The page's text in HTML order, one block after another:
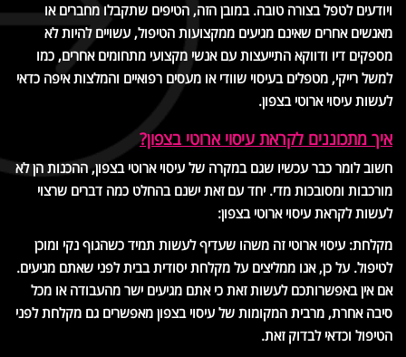
ויודעים לטפל בצורה טובה. במובן הזה, הטיפים שתקבלו מחברים או
מאנשים אחרים שאינם מגיעים ממקצועות הטיפול, עשויים להיות לא
מספקים דיו ודווקא התייעצות עם אנשי מקצועי מתחומים אחרים, כמו
למשל רייקי, מטפלים בעיסוי שוודי או מעסים רפואיים והמלצות איפה כדאי
לעשות עיסוי ארוטי בצפון.
איך מתכוננים לקראת עיסוי ארוטי בצפון?
חשוב לומר כבר עכשיו שגם במקרה של עיסוי ארוטי בצפון, ההכנות הן לא
מורכבות ומסובכות מדי. יחד עם זאת ישנם בהחלט כמה דברים שרצוי
לעשות לקראת עיסוי ארוטי בצפון:
מקלחת: עיסוי ארוטי זה משהו שעדיף לעשות תמיד כשהגוף נקי ומוכן
לטיפול. על כן, אנו ממליצים על מקלחת יסודית בבית לפני שאתם מגיעים.
אם אין באפשרותכם לעשות זאת כי אתם מגיעים ישר מהעבודה או מכל
סיבה אחרת, מרבית המקומות של עיסוי בצפון מאפשרים גם מקלחת לפני
הטיפול וכדאי לבדוק זאת.